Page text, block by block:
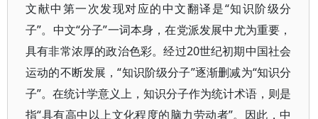
文献中第一次发现对应的中文翻译是“知识阶级分
子”。中文“分子”一词本身，在党派发展中尤为重要，
具有非常浓厚的政治色彩。经过20世纪初期中国社会
运动的不断发展，“知识阶级分子”逐渐删减为“知识分
子”。在统计学意义上，知识分子作为统计术语，则是
指“具有高中以上文化程度的脑力劳动者”。因此，中